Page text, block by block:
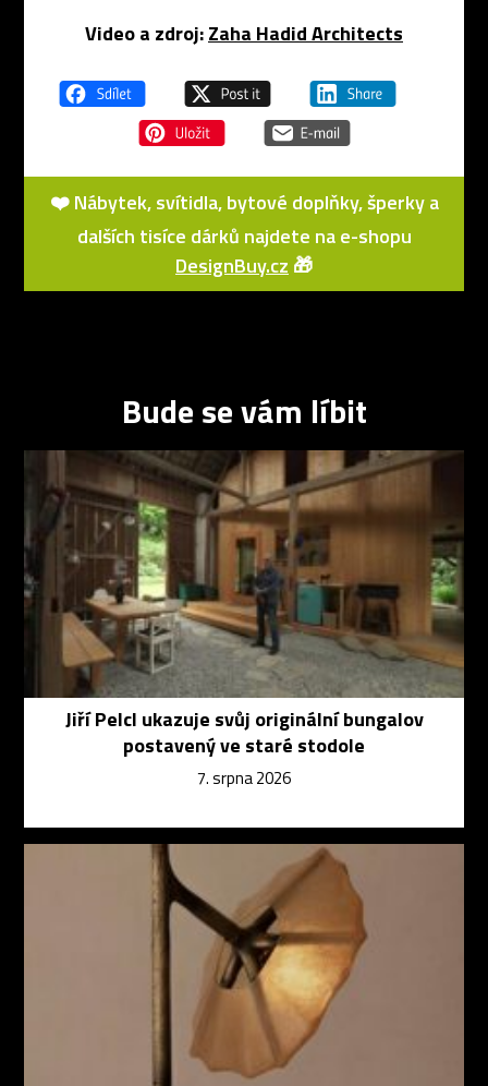
Video a zdroj:Zaha Hadid Architects
❤️ Nábytek, svítidla, bytové doplňky, šperky a
dalších tisíce dárků najdete na e-shopu
DesignBuy.cz 🎁
Bude se vám líbit
Jiří Pelcl ukazuje svůj originální bungalov
postavený ve staré stodole
7. srpna 2026